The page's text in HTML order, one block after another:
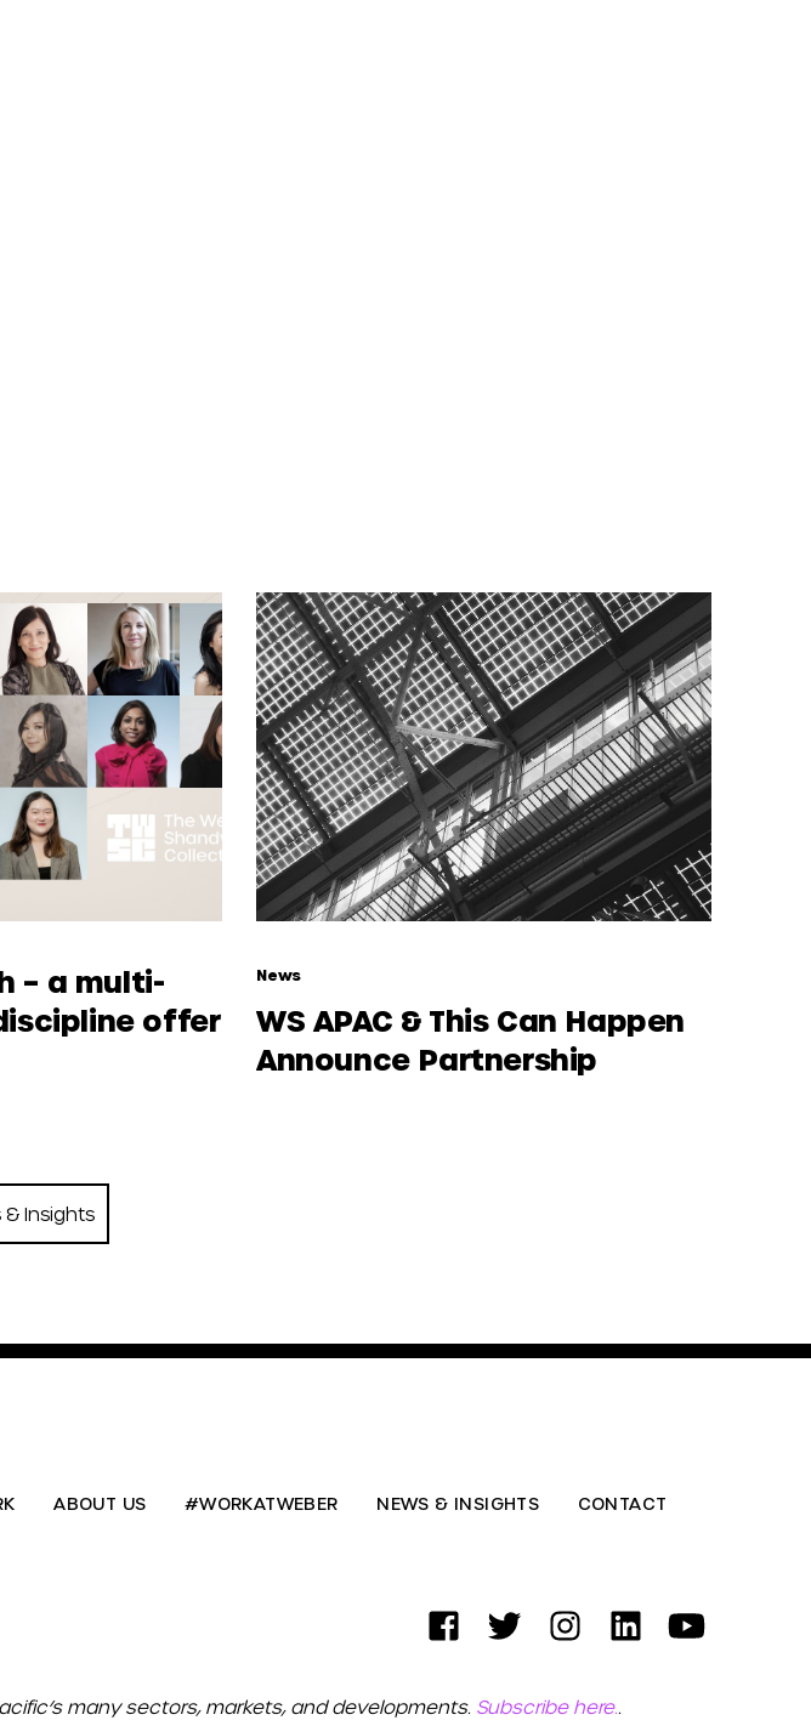
– a multi-
offer
News
WS APAC & This Can Happen
Announce Partnership
Insights
ABOUT US #WORKATWEBER NEWS & INSIGHTS CONTACT
many sectors, markets, and developments. Subscribe here..